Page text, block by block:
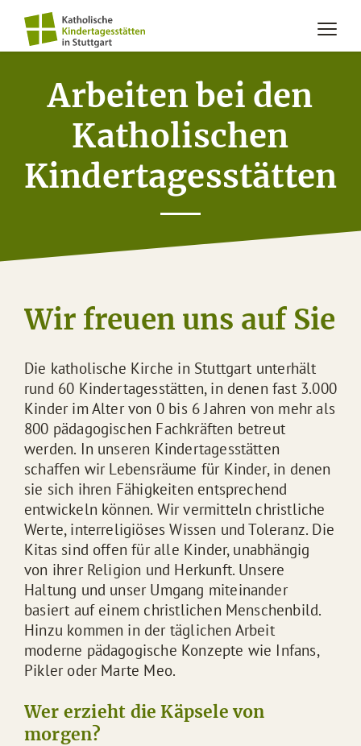
Arbeiten bei den
Katholischen
Kindertagesstätten
Wir freuen uns auf Sie
Die katholische Kirche in Stuttgart unterhält
rund 60 Kindertagesstätten, in denen fast 3.000
Kinder im Alter von 0 bis 6 Jahren von mehr als
800 pädagogischen Fachkräften betreut
werden. In unseren Kindertagesstätten
schaffen wir Lebensräume für Kinder, in denen
sie sich ihren Fähigkeiten entsprechend
entwickeln können. Wir vermitteln christliche
Werte, interreligiöses Wissen und Toleranz. Die
Kitas sind offen für alle Kinder, unabhängig
von ihrer Religion und Herkunft. Unsere
Haltung und unser Umgang miteinander
basiert auf einem christlichen Menschenbild.
Hinzu kommen in der täglichen Arbeit
moderne pädagogische Konzepte wie Infans,
Pikler oder Marte Meo.
Wer erzieht die Käpsele von
morgen?